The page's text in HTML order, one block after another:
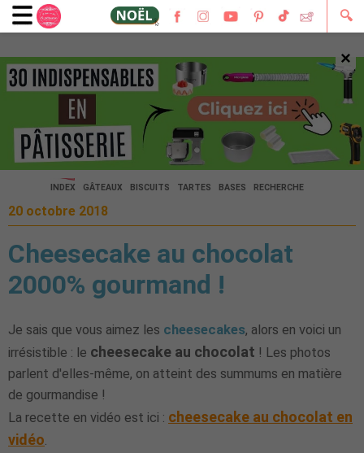
🔍
×
🔍
INDEX GÂTEAUX BISCUITS TARTES BASES RECHERCHE
20 octobre 2018
Cheesecake au chocolat
2000% gourmand !
Je sais que vous aimez les cheesecakes, alors en voici un
irrésistible : le cheesecake au chocolat ! Les photos
parlent d'elles-même, on atteint des summums en matière
de gourmandise !
La recette en vidéo est ici : cheesecake au chocolat en
vidéo